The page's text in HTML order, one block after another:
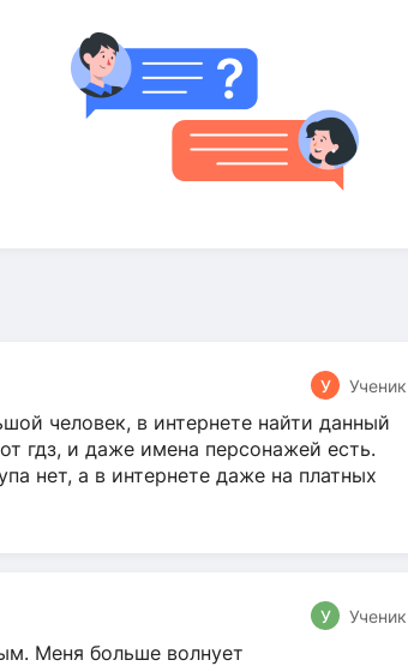
У Ученик
человек, в интернете найти данный
гдз, и даже имена персонажей есть.
нет, а в интернете даже на платных
У Ученик
Меня больше волнует